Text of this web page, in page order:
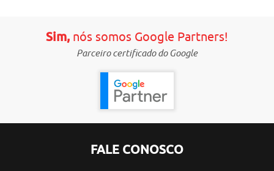
Sim,nós somos Google Partners!
Parceiro certificado do Google
FALE CONOSCO